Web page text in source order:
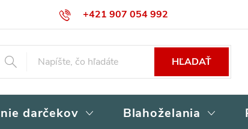
+421 907 054 992
Obchodné podmienky Podmienky ochrany
HĽADAŤ
darčekov Blahoželania